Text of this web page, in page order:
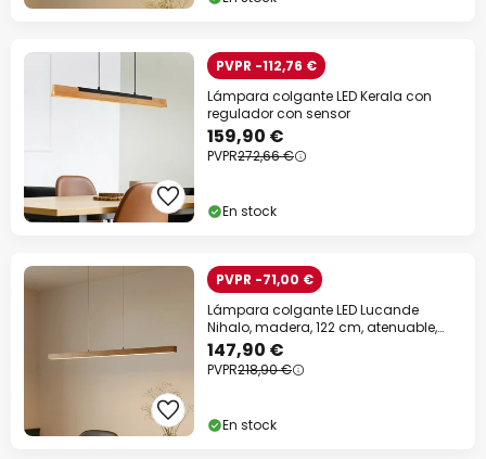
PVPR -112,76 €
Lámpara colgante LED Kerala con
regulador con sensor
159,90 €
PVPR272,66 €
En stock
PVPR -71,00 €
Lámpara colgante LED Lucande
Nihalo, madera, 122 cm, atenuable,
CCT
147,90 €
PVPR218,90 €
En stock